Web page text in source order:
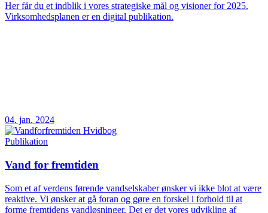
Her får du et indblik i vores strategiske mål og visioner for 2025.
Virksomhedsplanen er en digital publikation.
04. jan. 2024
Publikation
Vand for fremtiden
Som et af verdens førende vandselskaber ønsker vi ikke blot at være
reaktive. Vi ønsker at gå foran og gøre en forskel i forhold til at
forme fremtidens vandløsninger. Det er det vores udvikling af